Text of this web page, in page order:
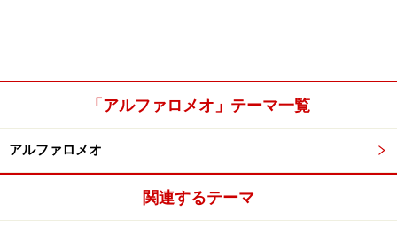
「アルファロメオ」テーマ一覧
アルファロメオ
関連するテーマ